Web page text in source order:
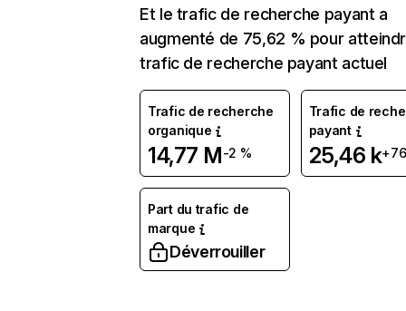
Et le trafic de recherche payant a
augmenté de 75,62 % pour
trafic de recherche payant actuel
Trafic de recherche
organique
14,77 M-2 %
Trafic de
payant
25,46 k
Part du trafic de
marque
Déverrouiller